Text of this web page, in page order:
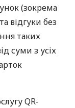
(зокрема
відгуки без
таких
суми з усіх
QR-